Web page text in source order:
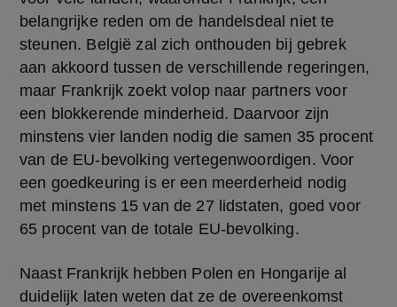
belangrijke reden om de handelsdeal niet te
steunen. België zal zich onthouden bij gebrek
aan akkoord tussen de verschillende regeringen,
maar Frankrijk zoekt volop naar partners voor
een blokkerende minderheid. Daarvoor zijn
minstens vier landen nodig die samen 35 procent
van de EU-bevolking vertegenwoordigen. Voor
een goedkeuring is er een meerderheid nodig
met minstens 15 van de 27 lidstaten, goed voor
65 procent van de totale EU-bevolking.
Naast Frankrijk hebben Polen en Hongarije al
duidelijk laten weten dat ze de overeenkomst